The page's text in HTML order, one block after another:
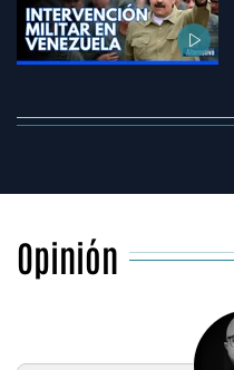
Opinión